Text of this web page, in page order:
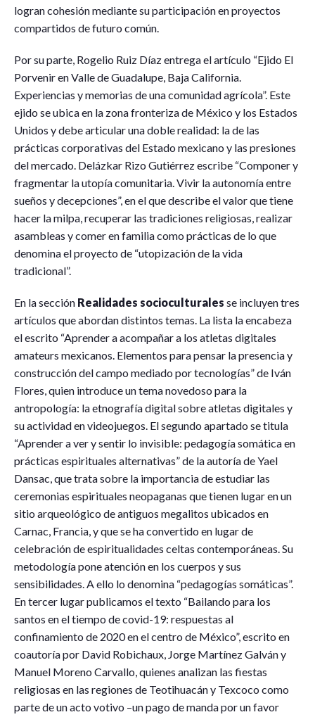
logran cohesión mediante su participación en proyectos
compartidos de futuro común.
Por su parte, Rogelio Ruiz Díaz entrega el artículo “Ejido El
Porvenir en Valle de Guadalupe, Baja California.
Experiencias y memorias de una comunidad agrícola”. Este
ejido se ubica en la zona fronteriza de México y los Estados
Unidos y debe articular una doble realidad: la de las
prácticas corporativas del Estado mexicano y las presiones
del mercado. Delázkar Rizo Gutiérrez escribe “Componer y
fragmentar la utopía comunitaria. Vivir la autonomía entre
sueños y decepciones”, en el que describe el valor que tiene
hacer la milpa, recuperar las tradiciones religiosas, realizar
asambleas y comer en familia como prácticas de lo que
denomina el proyecto de “utopización de la vida
tradicional”.
En la sección Realidades socioculturales se incluyen tres
artículos que abordan distintos temas. La lista la encabeza
el escrito “Aprender a acompañar a los atletas digitales
amateurs mexicanos. Elementos para pensar la presencia y
construcción del campo mediado por tecnologías” de Iván
Flores, quien introduce un tema novedoso para la
antropología: la etnografía digital sobre atletas digitales y
su actividad en videojuegos. El segundo apartado se titula
“Aprender a ver y sentir lo invisible: pedagogía somática en
prácticas espirituales alternativas” de la autoría de Yael
Dansac, que trata sobre la importancia de estudiar las
ceremonias espirituales neopaganas que tienen lugar en un
sitio arqueológico de antiguos megalitos ubicados en
Carnac, Francia, y que se ha convertido en lugar de
celebración de espiritualidades celtas contemporáneas. Su
metodología pone atención en los cuerpos y sus
sensibilidades. A ello lo denomina “pedagogías somáticas”.
En tercer lugar publicamos el texto “Bailando para los
santos en el tiempo de covid-19: respuestas al
confinamiento de 2020 en el centro de México”, escrito en
coautoría por David Robichaux, Jorge Martínez Galván y
Manuel Moreno Carvallo, quienes analizan las fiestas
religiosas en las regiones de Teotihuacán y Texcoco como
parte de un acto votivo –un pago de manda por un favor